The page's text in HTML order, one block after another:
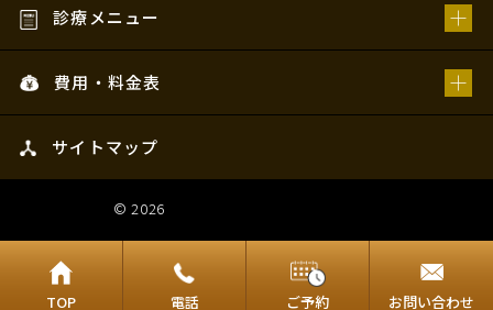
診療メニュー
費用・料金表
サイトマップ
© 2026
TOP 電話 ご予約 お問い合わせ